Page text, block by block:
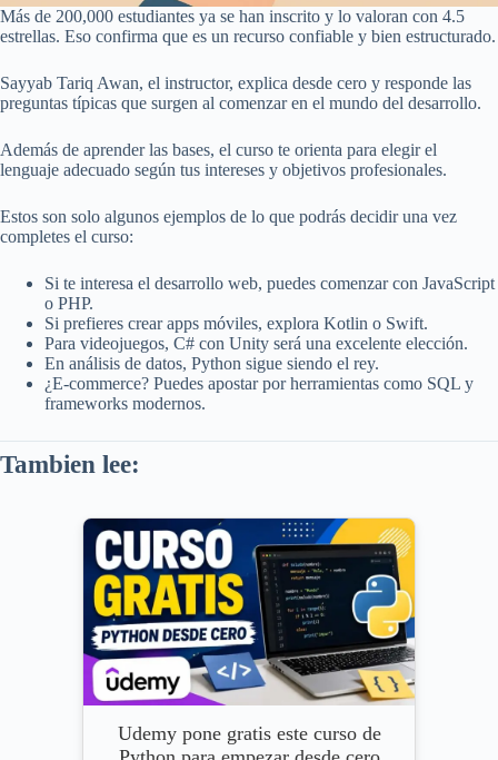
Más de 200,000 estudiantes ya se han inscrito y lo valoran con 4.5
estrellas. Eso confirma que es un recurso confiable y bien estructurado.
Sayyab Tariq Awan, el instructor, explica desde cero y responde las
preguntas típicas que surgen al comenzar en el mundo del desarrollo.
Además de aprender las bases, el curso te orienta para elegir el
lenguaje adecuado según tus intereses y objetivos profesionales.
Estos son solo algunos ejemplos de lo que podrás decidir una vez
completes el curso:
Si te interesa el desarrollo web, puedes comenzar con JavaScript
o PHP.
Si prefieres crear apps móviles, explora Kotlin o Swift.
Para videojuegos, C# con Unity será una excelente elección.
En análisis de datos, Python sigue siendo el rey.
¿E-commerce? Puedes apostar por herramientas como SQL y
frameworks modernos.
Tambien lee:
Udemy pone gratis este curso de